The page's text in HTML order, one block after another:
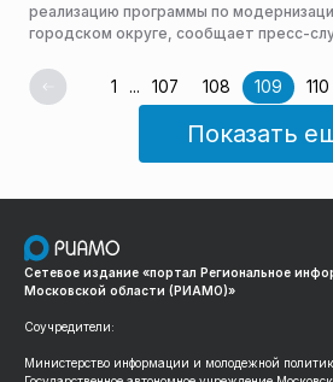
реализацию программы по
городском округе, сообщает пресс-
1 ... 107 108 109 110
Показать
Сетевое издание «портал Региональное
Московской области (РИАМО)»
Соучредители:
Министерство информации и молодежной